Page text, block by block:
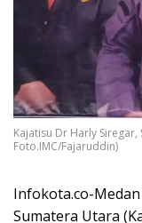
Kajatisu Dr Harly Siregar,
Foto.IMC/Fajaruddin)
Infokota.co-
Sumatera Utara